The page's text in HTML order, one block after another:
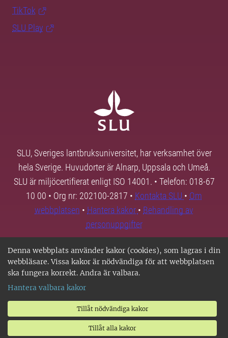
Denna webbplats använder kakor (cookies), som lagras i din
webbläsare. Vissa kakor är nödvändiga för att webbplatsen
ska fungera korrekt. Andra är valbara.
Hantera valbara kakor
Tillåt nödvändiga kakor
Tillåt alla kakor
TikTok
SLU Play
SLU, Sveriges lantbruksuniversitet, har verksamhet över
hela Sverige. Huvudorter är Alnarp, Uppsala och Umeå.
SLU är miljöcertifierat enligt ISO 14001. • Telefon: 018-67
10 00 • Org nr: 202100-2817 • Kontakta SLU • Om
webbplatsen • Hantera kakor • Behandling av
personuppgifter